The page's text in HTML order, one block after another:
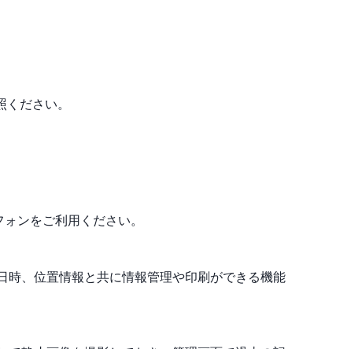
ださい。
ンをご利用ください。
、位置情報と共に情報管理や印刷ができる機能